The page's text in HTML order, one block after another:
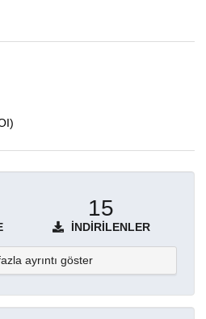
15
İNDIRILENLER
ayrıntı göster